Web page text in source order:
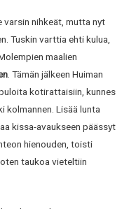
nihkeät, mutta nyt
Tuskin varttia ehti kulua,
maalien
. Tämän jälkeen Huiman
kotirattaisiin, kunnes
kolmannen. Lisää lunta
kissa-avaukseen päässyt
hienouden, toisti
taukoa vieteltiin